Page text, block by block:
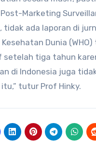
Marketing
tidak ada laporan di
Dunia
setelah tiga tahun
di Indonesia juga
tutur Prof Hinky.